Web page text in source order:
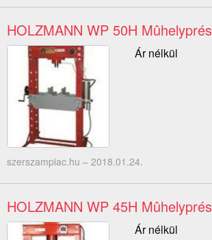
HOLZMANN WP 50H Mûhelyprés
Ár nélkül
szerszampiac.hu – 2018.01.24.
HOLZMANN WP 45H Mûhelyprés
Ár nélkül